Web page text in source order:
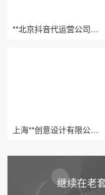
**北京抖音代运营公司百家号代发案例
上海**创意设计有限公司百家号代发案例
继续在老